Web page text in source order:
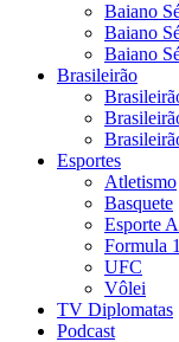
Baiano
Baiano
Baiano
Brasileirão
Esportes
Atletismo
Basquete
Esporte
Formula 1
UFC
Vôlei
TV Diplomatas
Podcast